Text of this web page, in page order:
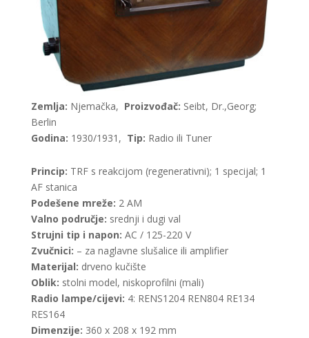
Zemlja: Njemačka, Proizvođač: Seibt, Dr.,Georg;
Berlin
Godina: 1930/1931, Tip: Radio ili Tuner
Princip: TRF s reakcijom (regenerativni); 1 specijal; 1
AF stanica
Podešene mreže: 2 AM
Valno područje: srednji i dugi val
Strujni tip i napon: AC / 125-220 V
Zvučnici: – za naglavne slušalice ili amplifier
Materijal: drveno kučište
Oblik: stolni model, niskoprofilni (mali)
Radio lampe/cijevi: 4: RENS1204 REN804 RE134
RES164
Dimenzije: 360 x 208 x 192 mm